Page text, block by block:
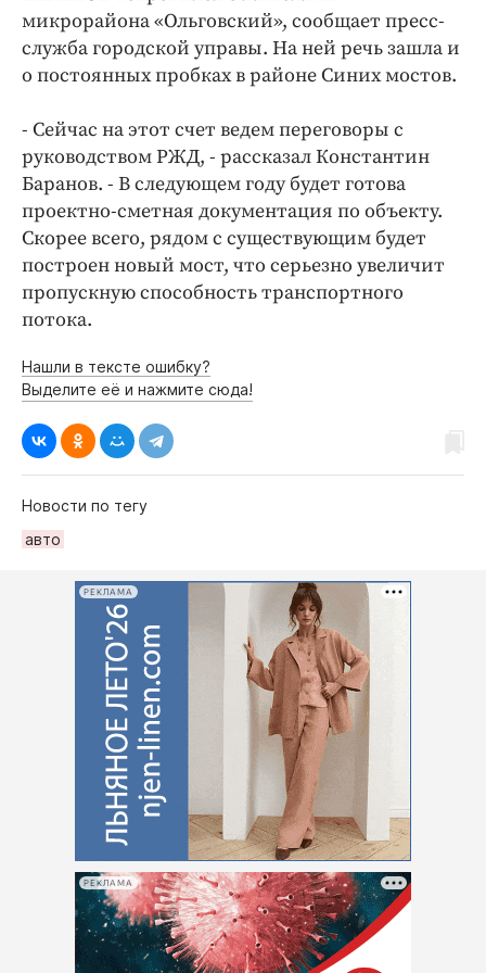
Интересное чтиво
Клиника года
Бренд года
микрорайона «Ольговский», сообщает пресс-
служба городской управы. На ней речь зашла и
о постоянных пробках в районе Синих мостов.
- Сейчас на этот счет ведем переговоры с
руководством РЖД, - рассказал Константин
Баранов. - В следующем году будет готова
проектно-сметная документация по объекту.
Скорее всего, рядом с существующим будет
построен новый мост, что серьезно увеличит
пропускную способность транспортного
потока.
Нашли в тексте ошибку?
Выделите её и нажмите сюда!
Новости по тегу
авто
РЕКЛАМА
РЕКЛАМА